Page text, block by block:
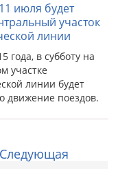
июля будет
участок
линии
года, в субботу на
участке
линии будет
движение поездов.
Следующая